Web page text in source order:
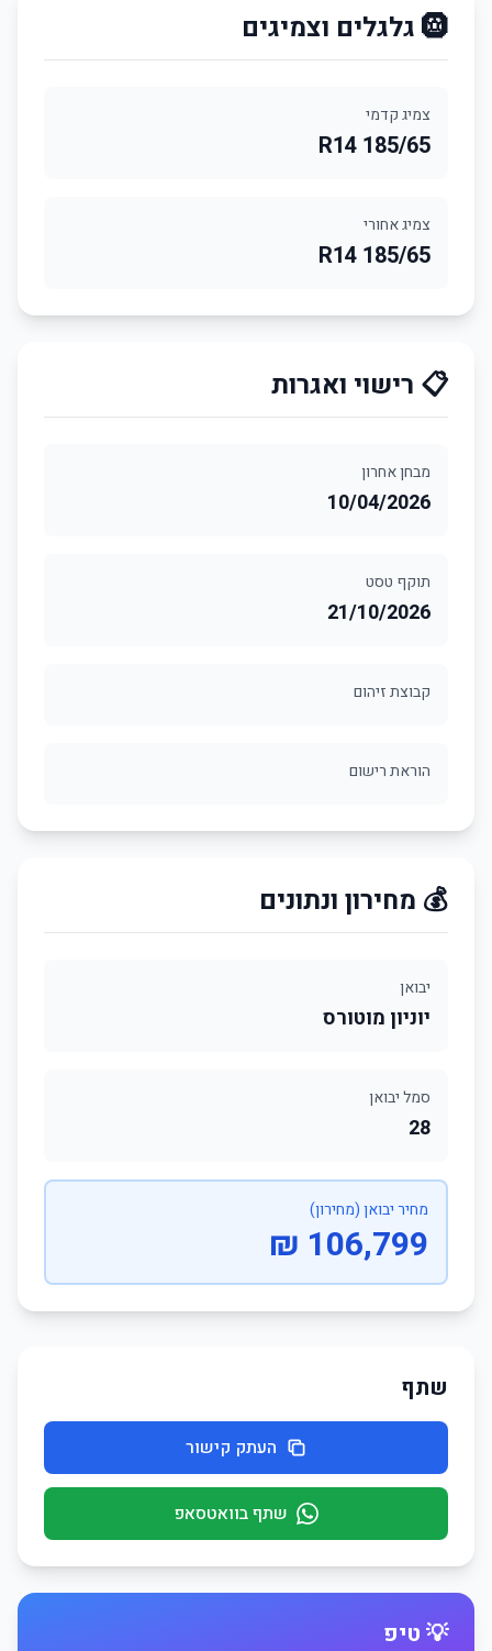
🛞 גלגלים וצמיגים
צמיג קדמי
185/65 R14
צמיג אחורי
185/65 R14
📋 רישוי ואגרות
מבחן אחרון
10/04/2026
תוקף טסט
21/10/2026
קבוצת זיהום
הוראת רישום
💰 מחירון ונתונים
יבואן
יוניון מוטורס
סמל יבואן
28
מחיר יבואן (מחירון)
106,799 ₪
שתף
העתק קישור
שתף בוואטסאפ
💡 טיפ